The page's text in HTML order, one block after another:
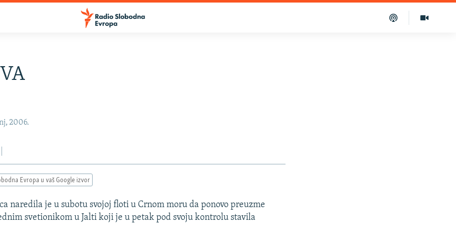
2006.
Evropa u vaš Google izvor
naredila je u subotu svojoj floti u Crnom moru da ponovo preuzme
svetionikom u Jalti koji je u petak pod svoju kontrolu stavila